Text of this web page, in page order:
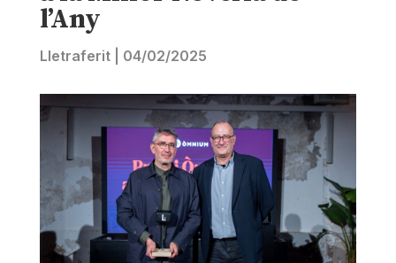
l’Any
Lletraferit| 04/02/2025